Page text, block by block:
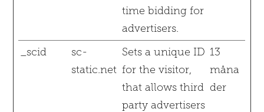
time bidding for
advertisers.
_scid
sc-
static.net
Sets a unique ID
for the visitor,
that allows third
party advertisers
13
måna
der